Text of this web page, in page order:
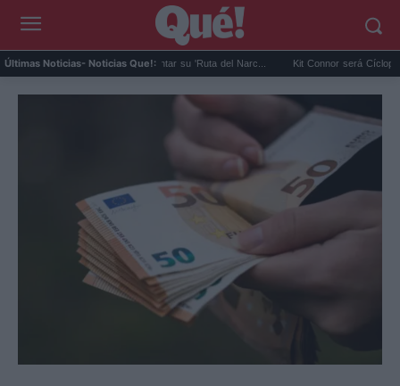
Últimas Noticias- Noticias Que!:
exnarco gallego quiere montar su 'Ruta del Narc... Kit Connor será Cíclope en los